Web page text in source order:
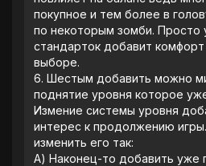
покупное и тем более в
по некоторым зомби. Просто
стандарток добавит
выборе.
‎6. Шестым добавить можно
поднятие уровня которое
Измение системы уровня
интерес к продолжению
изменить его так:
‎А) Наконец-то добавить уже